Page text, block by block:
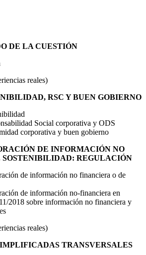
DE LA CUESTIÓN
reales)
RSC Y BUEN GOBIERNO
Social corporativa y ODS
corporativa y buen gobierno
DE INFORMACIÓN NO
SOSTENIBILIDAD: REGULACIÓN
de información no financiera o de
de información no-financiera en
2018 sobre información no financiera y
reales)
TRANSVERSALES